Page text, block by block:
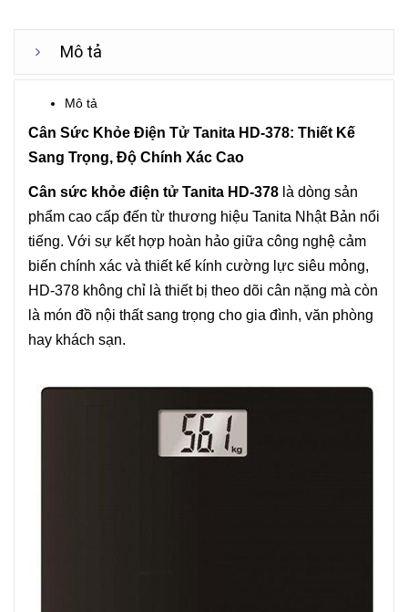
Mô tả
Mô tả
Cân Sức Khỏe Điện Tử Tanita HD-378: Thiết Kế
Sang Trọng, Độ Chính Xác Cao
Cân sức khỏe điện tử Tanita HD-378 là dòng sản
phẩm cao cấp đến từ thương hiệu Tanita Nhật Bản nổi
tiếng. Với sự kết hợp hoàn hảo giữa công nghệ cảm
biến chính xác và thiết kế kính cường lực siêu mỏng,
HD-378 không chỉ là thiết bị theo dõi cân nặng mà còn
là món đồ nội thất sang trọng cho gia đình, văn phòng
hay khách sạn.